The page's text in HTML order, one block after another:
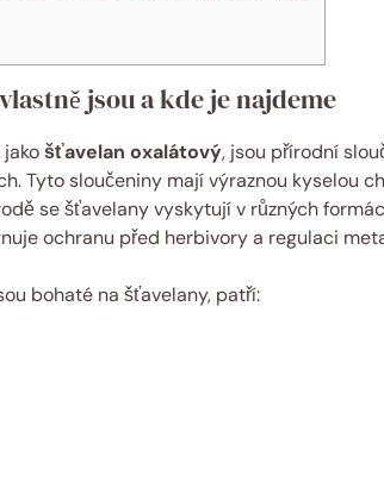
jsou a kde je najdeme
šťavelan oxalátový, jsou přírodní
Tyto sloučeniny mají výraznou kyselou
se šťavelany vyskytují v různých
ochranu před herbivory a regulaci
bohaté na šťavelany, patří: